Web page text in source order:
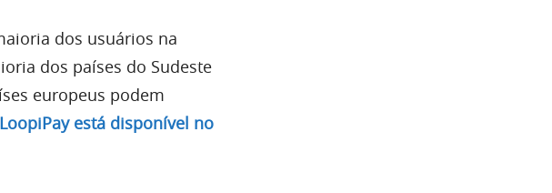
dos usuários na
dos países do Sudeste
europeus podem
está disponível no